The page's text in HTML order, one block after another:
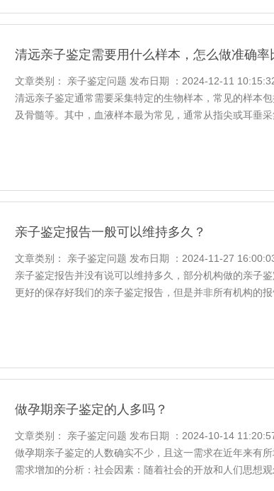
清远亲子鉴定需要用什么样本，怎么做准确率
文章类别： 亲子鉴定问题 发布日期 ：2024-12-11
清远亲子鉴定通常需要采集特定的生物样本，常见的样本
及骨髓等。其中，血液样本最为常见，通常从指尖或耳垂
采集口腔黏膜细胞来获取DNA。指甲样本虽然也可用于鉴
亲子鉴定报告一般可以维持多久？
文章类别： 亲子鉴定问题 发布日期 ：2024-11-27
亲子鉴定报告并没有说可以维持多久，部分机构做的亲子
更好的保存好我们的亲子鉴定报告，但是并非所有机构的
做孕期亲子鉴定的人多吗？
文章类别： 亲子鉴定问题 发布日期 ：2024-10-14
做孕期亲子鉴定的人数确实不少，且这一需求在近年来有
需求增加的分析：社会因素：随着社会的开放和人们思想